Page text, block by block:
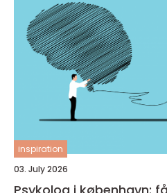
inspiration
03. July 2026